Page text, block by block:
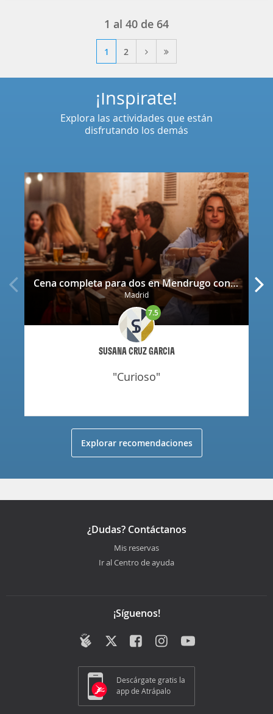
1 al 40 de 64
1 2
Cena completa para dos en Mendrugo con cerveza artesana incluida
Madrid
SUSANA CRUZ GARCIA
7.5
"curioso"
¡Inspírate!
Explora las actividades que están
disfrutando los demás
Explorar recomendaciones
¿Dudas? Contáctanos
Mis reservas
Ir al Centro de ayuda
¡Síguenos!
Descárgate gratis la
app de Atrápalo